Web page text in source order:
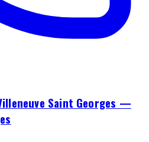
Saint Georges —